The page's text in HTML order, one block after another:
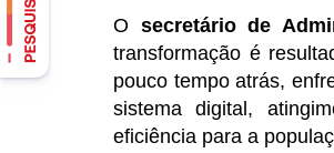
O secretário de
transformação é
pouco tempo atrás,
sistema digital,
eficiência para a